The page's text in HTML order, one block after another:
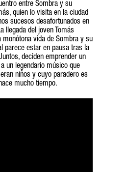
entre Sombra y su
quien lo visita en la ciudad
sucesos desafortunados en
llegada del joven Tomás
monótona vida de Sombra y su
parece estar en pausa tras la
deciden emprender un
un legendario músico que
niños y cuyo paradero es
mucho tiempo.